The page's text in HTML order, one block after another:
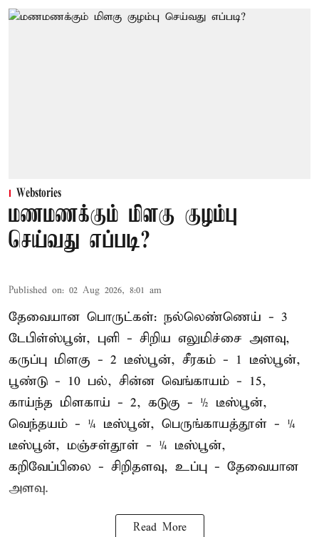
Webstories
மணமணக்கும் மிளகு குழம்பு
செய்வது எப்படி?
Published on: 02 Aug 2026, 8:01 am
தேவையான பொருட்கள்: நல்லெண்ணெய் - 3
டேபிள்ஸ்பூன், புளி - சிறிய எலுமிச்சை அளவு,
கருப்பு மிளகு - 2 டீஸ்பூன், சீரகம் - 1 டீஸ்பூன்,
பூண்டு - 10 பல், சின்ன வெங்காயம் - 15,
காய்ந்த மிளகாய் - 2, கடுகு - ½ டீஸ்பூன்,
வெந்தயம் - ¼ டீஸ்பூன், பெருங்காயத்தூள் - ¼
டீஸ்பூன், மஞ்சள்தூள் - ¼ டீஸ்பூன்,
கறிவேப்பிலை - சிறிதளவு, உப்பு - தேவையான
அளவு.
Read More